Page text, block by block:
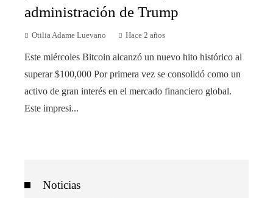
administración de Trump
Otilia Adame Luevano Hace 2 años
Este miércoles Bitcoin alcanzó un nuevo hito histórico al
superar $100,000 Por primera vez se consolidó como un
activo de gran interés en el mercado financiero global.
Este impresi...
Noticias